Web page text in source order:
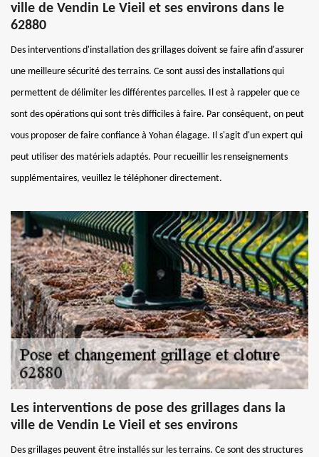
ville de Vendin Le Vieil et ses environs dans le
62880
Des interventions d'installation des grillages doivent se faire afin d'assurer
une meilleure sécurité des terrains. Ce sont aussi des installations qui
permettent de délimiter les différentes parcelles. Il est à rappeler que ce
sont des opérations qui sont très difficiles à faire. Par conséquent, on peut
vous proposer de faire confiance à Yohan élagage. Il s'agit d'un expert qui
peut utiliser des matériels adaptés. Pour recueillir les renseignements
supplémentaires, veuillez le téléphoner directement.
Les interventions de pose des grillages dans la
ville de Vendin Le Vieil et ses environs
Des grillages peuvent être installés sur les terrains. Ce sont des structures